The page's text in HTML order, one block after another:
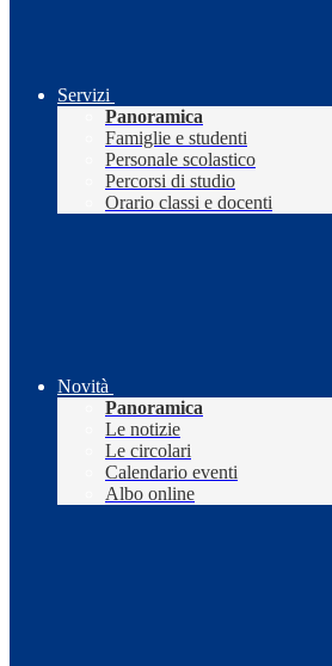
Servizi
Panoramica
Famiglie e studenti
Personale scolastico
Percorsi di studio
Orario classi e docenti
Novità
Panoramica
Le notizie
Le circolari
Calendario eventi
Albo online